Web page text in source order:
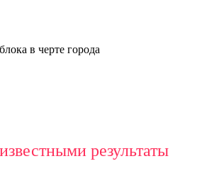
в черте города
результаты